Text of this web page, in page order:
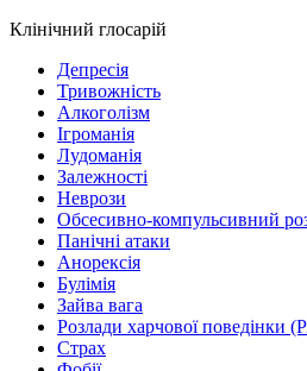
Клінічний глосарій
Депресія
Тривожність
Алкоголізм
Ігроманія
Лудоманія
Залежності
Неврози
Обсесивно-компульсивний
Панічні атаки
Анорексія
Булімія
Зайва вага
Розлади харчової поведінки
Страх